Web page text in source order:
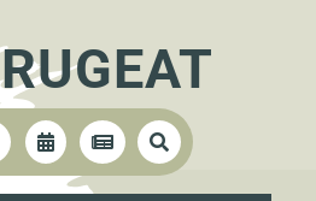
  